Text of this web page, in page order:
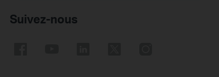
Suivez-nous